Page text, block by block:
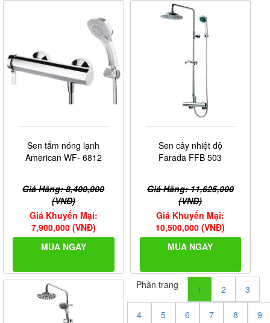
Sen tắm nóng lạnh
American WF- 6812
Giá Hãng: 8,400,000
(VNĐ)
Giá Khuyến Mại:
7,900,000 (VNĐ)
MUA NGAY
Sen cây nhiệt độ
Farada FFB 503
Giá Hãng: 11,625,000
(VNĐ)
Giá Khuyến Mại:
10,500,000 (VNĐ)
MUA NGAY
Phân trang 1 2 3
4 5 6 7 8 9